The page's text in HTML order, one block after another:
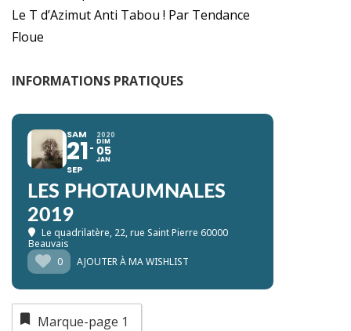
Le T d’Azimut Anti Tabou ! Par Tendance
Floue
INFORMATIONS PRATIQUES
SAM
21
SEP
2020
DIM
05
JAN
LES PHOTAUMNALES
2019
Le quadrilatère, 22, rue Saint Pierre 60000
Beauvais
0
AJOUTER À MA WISHLIST
Marque-page 1